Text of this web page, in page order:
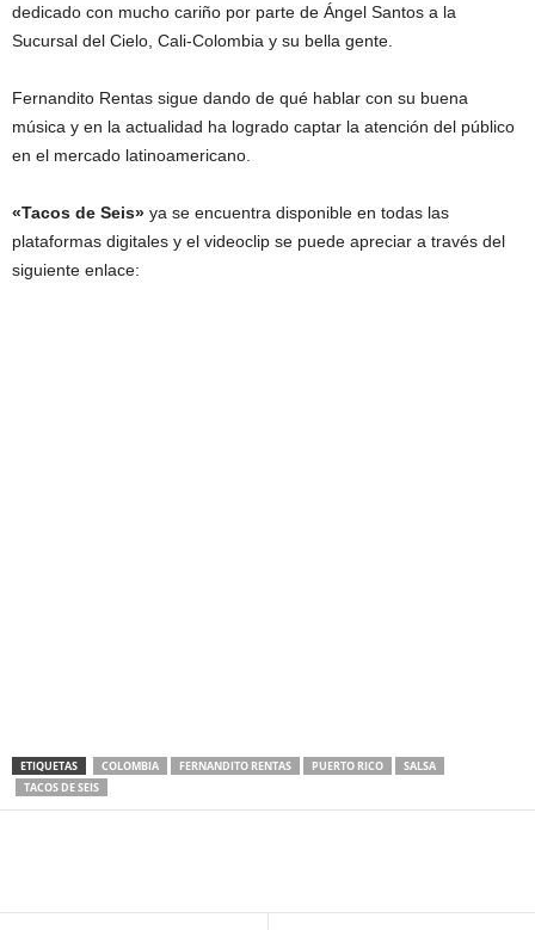
dedicado con mucho cariño por parte de Ángel Santos a la
Sucursal del Cielo, Cali-Colombia y su bella gente.
Fernandito Rentas sigue dando de qué hablar con su buena
música y en la actualidad ha logrado captar la atención del público
en el mercado latinoamericano.
«Tacos de Seis» ya se encuentra disponible en todas las
plataformas digitales y el videoclip se puede apreciar a través del
siguiente enlace:
ETIQUETAS COLOMBIA FERNANDITO RENTAS PUERTO RICO
SALSA
TACOS DE SEIS